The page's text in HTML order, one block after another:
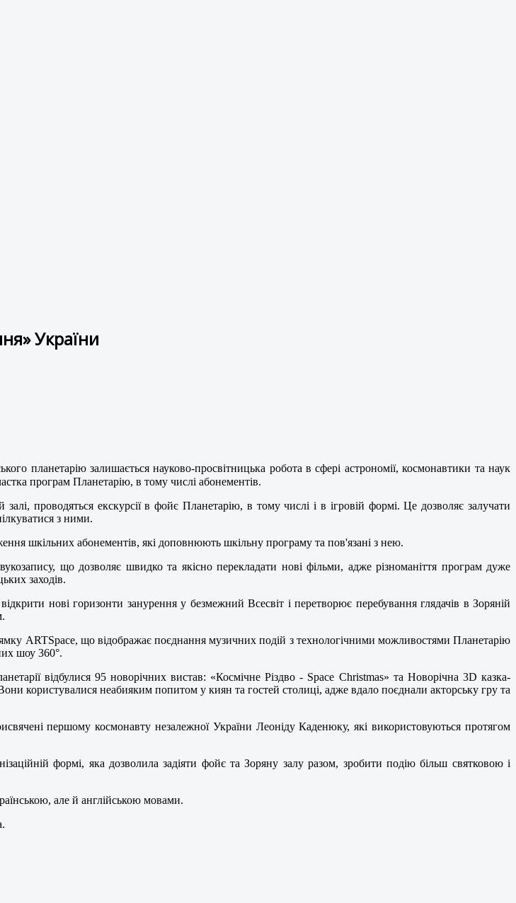
України
планетарію залишається науково-просвітницька робота в сфері астрономії, космонавтики та наук
програм Планетарію, в тому числі абонементів.⠀
залі, проводяться екскурсії в фойє Планетарію, в тому числі і в ігровій формі. Це дозволяє залучати
з ними.
шкільних абонементів, які доповнюють шкільну програму та пов'язані з нею.
що дозволяє швидко та якісно перекладати нові фільми, адже різноманіття програм дуже
заходів.
нові горизонти занурення у безмежний Всесвіт і перетворює перебування глядачів в Зоряній
ARTSpace, що відображає поєднання музичних подій з технологічними можливостями Планетарію
шоу 360°.
відбулися 95 новорічних вистав: «Космічне Різдво - Space Christmas» та Новорічна 3D казка-
користувалися неабияким попитом у киян та гостей столиці, адже вдало поєднали акторську гру та
першому космонавту незалежної України Леоніду Каденюку, які використовуються протягом
формі, яка дозволила задіяти фойє та Зоряну залу разом, зробити подію більш святковою і
але й англійською мовами.